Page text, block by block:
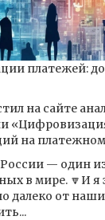
платежей:
на сайте
на
— один
в мире. 🔽И
далеко от